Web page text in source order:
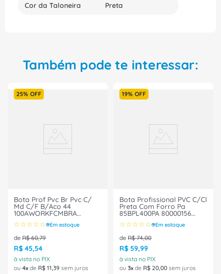
Cor da Taloneira Preta
Também pode te interessar:
25% OFF
Bota Prof Pvc Br Pvc C/
Md C/F B/Aco 44
100AWORKFCMBRA
Marluvas
☆☆☆☆☆ Em estoque
de R$ 60,79
R$ 45,54
à vista no PIX
ou 4 de R$ 11,39 sem juros
19% OFF
Bota Profissional PVC C/Cl
Preta Com Forro Pa
85BPL400PA 80000156
Tamanho 44 CA 35225
Bracol
☆☆☆☆☆ Em estoque
de R$ 74,00
R$ 59,99
à vista no PIX
ou 3 de R$ 20,00 sem juros